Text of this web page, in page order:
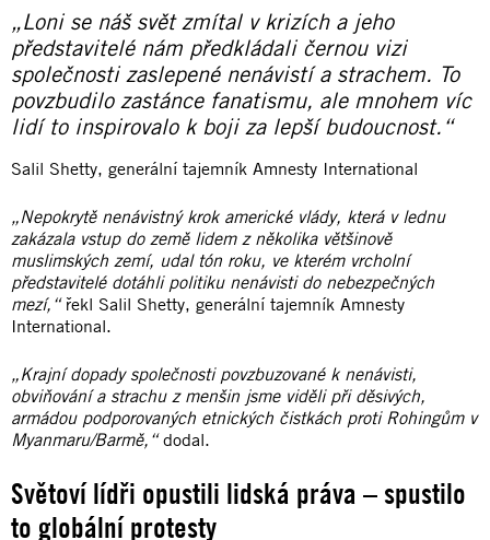
„Loni se náš svět zmítal v krizích a jeho
představitelé nám předkládali černou vizi
společnosti zaslepené nenávistí a strachem. To
povzbudilo zastánce fanatismu, ale mnohem víc
lidí to inspirovalo k boji za lepší budoucnost.“
Salil Shetty, generální tajemník Amnesty International
„Nepokrytě nenávistný krok americké vlády, která v lednu
zakázala vstup do země lidem z několika většinově
muslimských zemí, udal tón roku, ve kterém vrcholní
představitelé dotáhli politiku nenávisti do nebezpečných
mezí,“řekl Salil Shetty, generální tajemník Amnesty
International.
„Krajní dopady společnosti povzbuzované k nenávisti,
obviňování a strachu z menšin jsme viděli při děsivých,
armádou podporovaných etnických čistkách proti Rohingům v
Myanmaru/Barmě,“dodal.
Světoví lídři opustili lidská práva – spustilo
to globální protesty